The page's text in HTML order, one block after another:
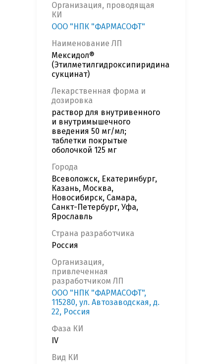
Организация, проводящая
КИ
ООО "НПК "ФАРМАСОФТ"
Наименование ЛП
Мексидол®
(Этилметилгидроксипиридина
сукцинат)
Лекарственная форма и
дозировка
раствор для внутривенного
и внутримышечного
введения 50 мг/мл;
таблетки покрытые
оболочкой 125 мг
Города
Всеволожск, Екатеринбург,
Казань, Москва,
Новосибирск, Самара,
Санкт-Петербург, Уфа,
Ярославль
Страна разработчика
Россия
Организация,
привлеченная
разработчиком ЛП
ООО "НПК "ФАРМАСОФТ",
115280, ул. Автозаводская, д.
22, Россия
Фаза КИ
IV
Вид КИ